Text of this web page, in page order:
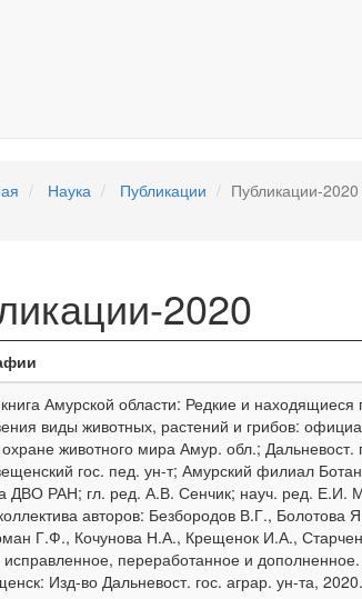
Наука Публикации Публикации-2020
2020
Амурской области: Редкие и находящиеся
виды животных, растений и грибов:
животного мира Амур. обл.; Дальневост.
гос. пед. ун-т; Амурский филиал
ДВО РАН; гл. ред. А.В. Сенчик; науч. ред. Е.И.
авторов: Безбородов В.Г., Болотова
Г.Ф., Кочунова Н.А., Крещенок И.А.,
исправленное, переработанное и
Изд-во Дальневост. гос. аграр. ун-та,